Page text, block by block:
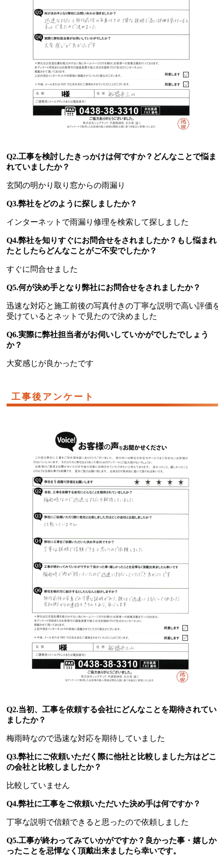
Q2.工事を検討したきっかけは何ですか？どんなことで悩ま
れていましたか？
玄関の明かり取り窓からの雨漏り
Q3.弊社をどのように探しましたか？
インターネットで雨漏り修理を検索して探しました
Q4.弊社を知りすぐにお問合せをされましたか？もし悩まれ
たとしたらどんなことがご不安でしたか？
すぐに問合せました
Q5.何が決め手となり弊社にお問合せをされましたか？
迅速な対応と施工前後の写真付きの丁寧な説明で高い評価を
受けているとネットで見たので決めました
Q6.実際に弊社担当者がお伺いしていかがでしたでしょう
か？
大変感じが良かったです
工事後アンケート
Q2.当初、工事を依頼する会社にどんなことを期待されてい
ましたか？
梅雨時なので迅速な対応を期待していました
Q3.弊社にご依頼いただく際に他社と比較しました方はどこ
の会社と比較しましたか？
比較していません
Q4.弊社に工事をご依頼いただいた決め手は何ですか？
丁寧な説明で信頼できると思ったので依頼しました
Q5.工事が終わってみていかがですか？良かった事・嬉しか
ったことを忌憚なく頂戴出来ましたら幸いです。